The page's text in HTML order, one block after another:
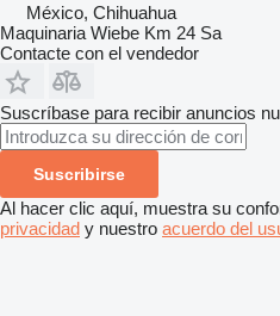
México, Chihuahua
Maquinaria Wiebe Km 24 Sa
Contacte con el vendedor
Suscríbase para recibir anuncios
Suscribirse
Al hacer clic aquí, muestra su
privacidad y nuestro acuerdo del